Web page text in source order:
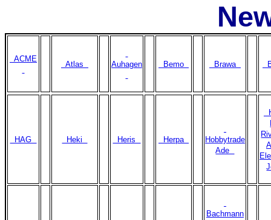
ACME
Atlas Auhagen Bemo Brawa
HAG Heki Heris Herpa
Hobbytrade
Ade
Bachmann